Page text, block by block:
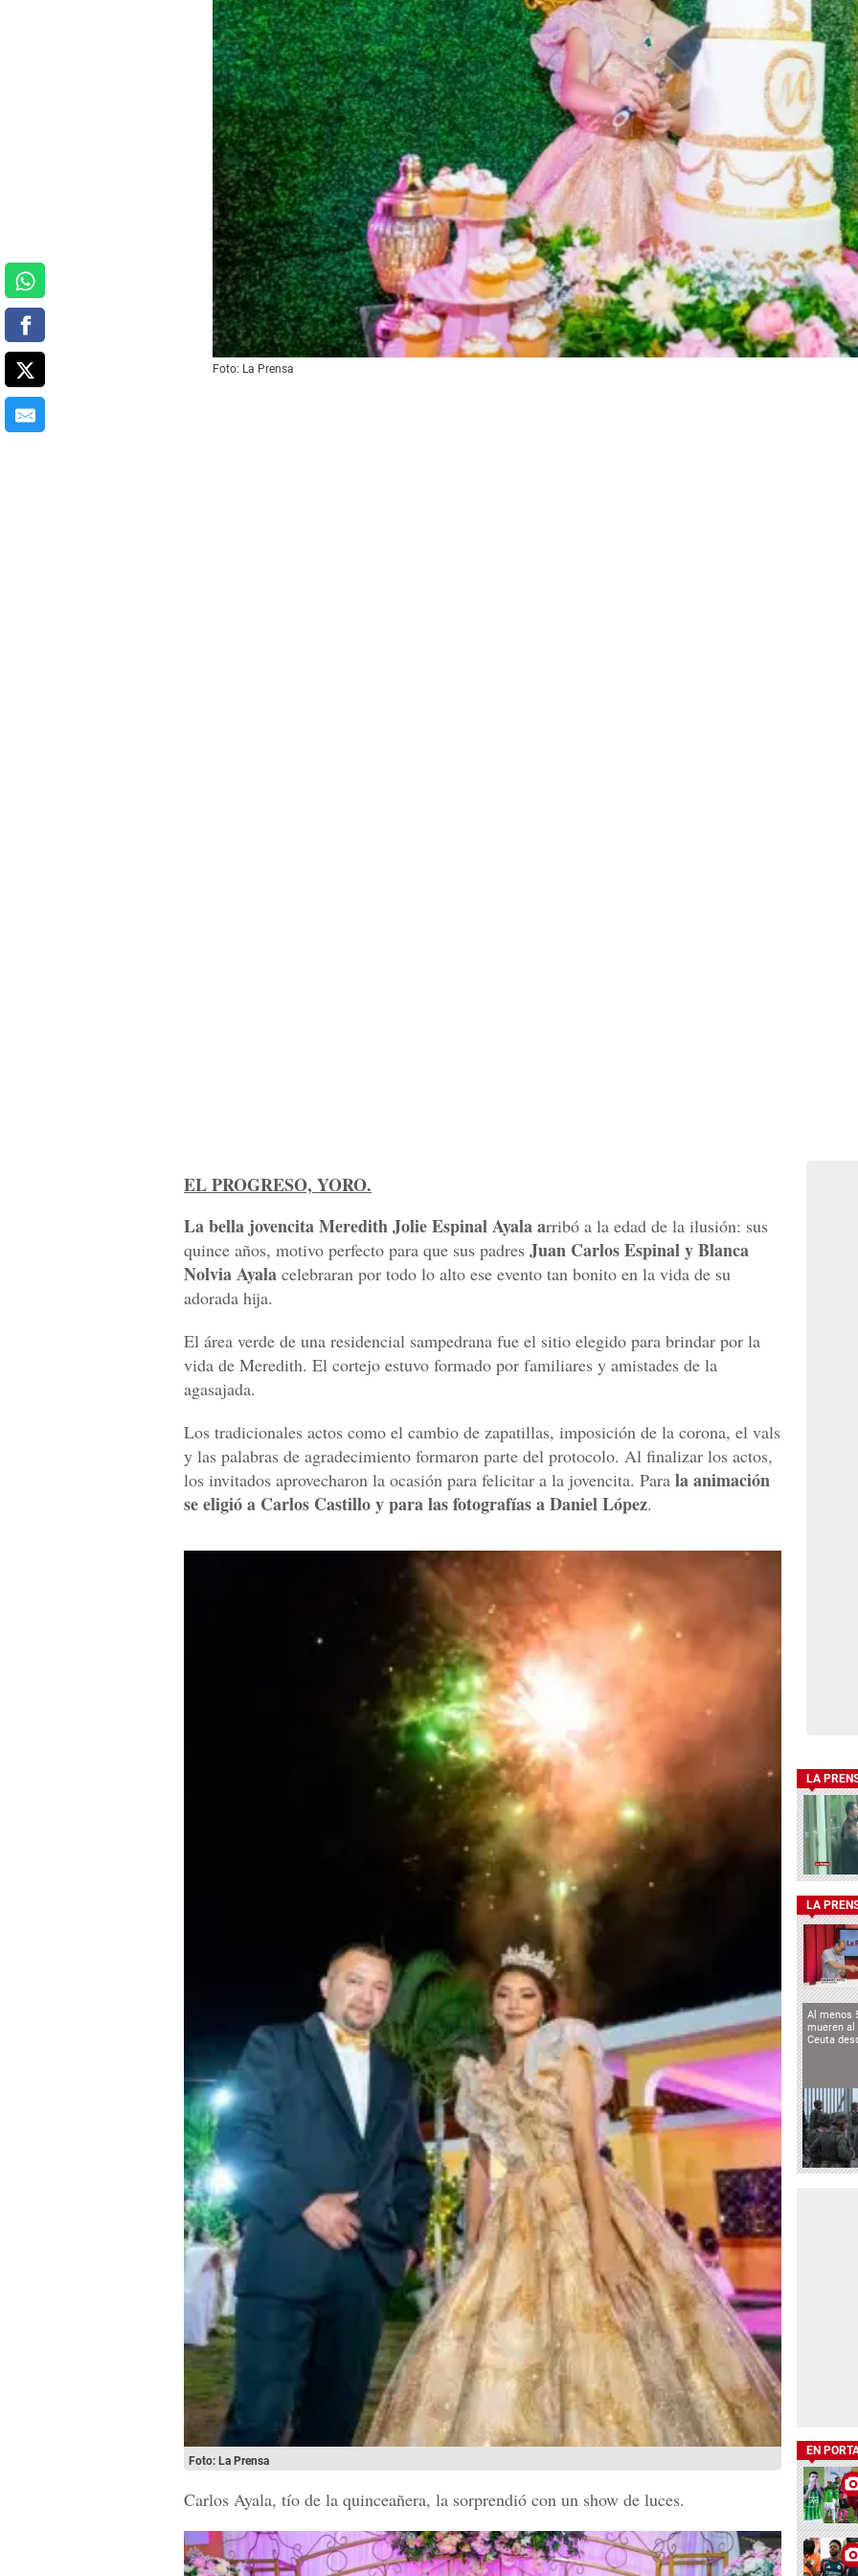
Foto: La Prensa
EL PROGRESO, YORO.
La bella jovencita Meredith Jolie Espinal Ayala arribó a la edad de la ilusión: sus
quince años, motivo perfecto para que sus padres Juan Carlos Espinal y Blanca
Nolvia Ayala celebraran por todo lo alto ese evento tan bonito en la vida de su
adorada hija.
El área verde de una residencial sampedrana fue el sitio elegido para brindar por la
vida de Meredith. El cortejo estuvo formado por familiares y amistades de la
agasajada.
Los tradicionales actos como el cambio de zapatillas, imposición de la corona, el vals
y las palabras de agradecimiento formaron parte del protocolo. Al finalizar los actos,
los invitados aprovecharon la ocasión para felicitar a la jovencita. Para la animación
se eligió a Carlos Castillo y para las fotografías a Daniel López.
Foto: La Prensa
Carlos Ayala, tío de la quinceañera, la sorprendió con un show de luces.
LA
LA
Al menos
mueren
Ceuta
EN